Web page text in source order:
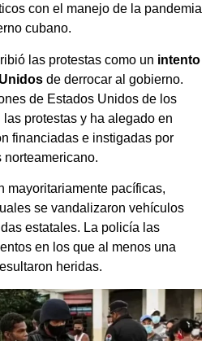
con el manejo de la pandemia
cubano.
las protestas como un intento
de derrocar al gobierno.
de Estados Unidos de los
protestas y ha alegado en
financiadas e instigadas por
mayoritariamente pacíficas,
se vandalizaron vehículos
estatales. La policía las
en los que al menos una
heridas.